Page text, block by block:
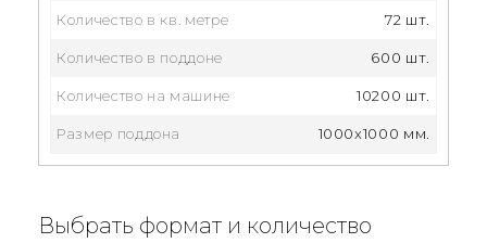
Количество в кв. метре 72 шт.
Количество в поддоне 600 шт.
Количество на машине 10200 шт.
Размер поддона 1000x1000 мм.
Выбрать формат и количество